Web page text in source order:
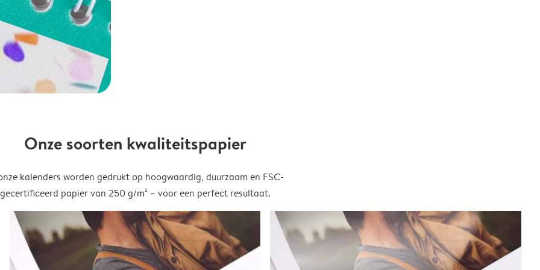
Onze soorten kwaliteitspapier
kalenders worden gedrukt op hoogwaardig, duurzaam en FSC-
gecertificeerd papier van 250 g/m² – voor een perfect resultaat.